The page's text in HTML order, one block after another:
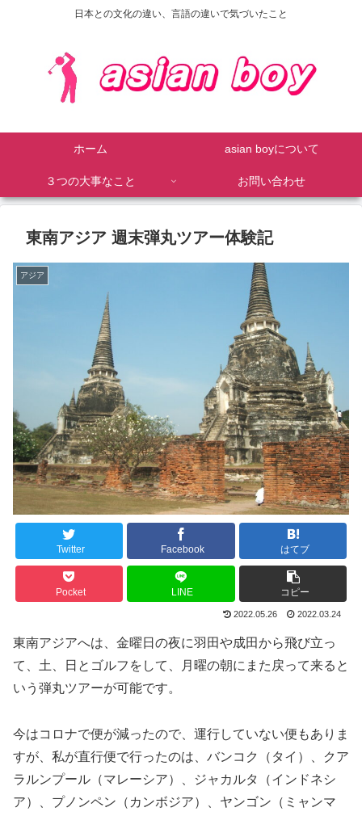
日本との文化の違い、言語の違いで気づいたこと
ホーム asian boyについて
３つの大事なこと お問い合わせ
東南アジア 週末弾丸ツアー体験記
アジア
Twitter Facebook はてブ
Pocket LINE コピー
2022.05.26 2022.03.24
東南アジアへは、金曜日の夜に羽田や成田から飛び立っ
て、土、日とゴルフをして、月曜の朝にまた戻って来ると
いう弾丸ツアーが可能です。
今はコロナで便が減ったので、運行していない便もありま
すが、私が直行便で行ったのは、バンコク（タイ）、クア
ラルンプール（マレーシア）、ジャカルタ（インドネシ
ア）、プノンペン（カンボジア）、ヤンゴン（ミャンマ